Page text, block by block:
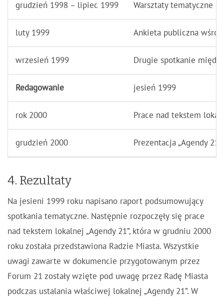
grudzień 1998 – lipiec 1999 Warsztaty tematyczne
luty 1999 Ankieta publiczna
wrzesień 1999 Drugie spotkanie
Redagowanie jesień 1999
rok 2000 Prace nad tekstem
grudzień 2000 Prezentacja „Agendy
4. Rezultaty
Na jesieni 1999 roku napisano raport podsumowujący
spotkania tematyczne. Następnie rozpoczęły się prace
nad tekstem lokalnej „Agendy 21”, która w grudniu 2000
roku została przedstawiona Radzie Miasta. Wszystkie
uwagi zawarte w dokumencie przygotowanym przez
Forum 21 zostały wzięte pod uwagę przez Radę Miasta
podczas ustalania właściwej lokalnej „Agendy 21”. W